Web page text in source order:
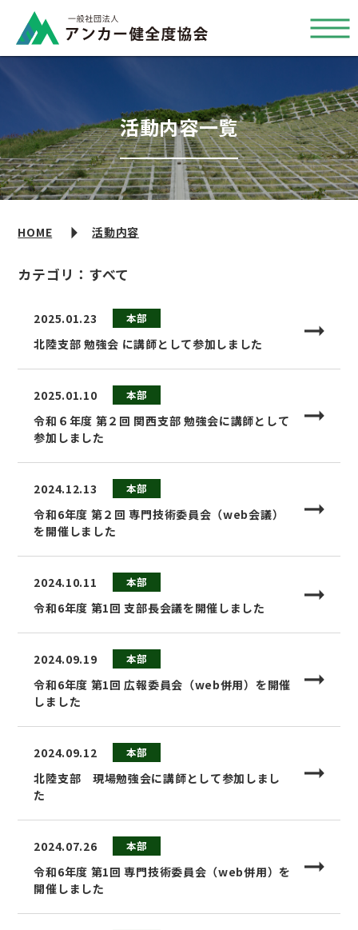
活動内容一覧
HOME 活動内容
カテゴリ：すべて
2025.01.23 本部
北陸支部 勉強会 に講師として参加しました
2025.01.10 本部
令和６年度 第２回 関西支部 勉強会に講師として
参加しました
2024.12.13 本部
令和6年度 第２回 専門技術委員会（web会議）
を開催しました
2024.10.11 本部
令和6年度 第1回 支部長会議を開催しました
2024.09.19 本部
令和6年度 第1回 広報委員会（web併用）を開催
しました
2024.09.12 本部
北陸支部 現場勉強会に講師として参加しまし
た
2024.07.26 本部
令和6年度 第1回 専門技術委員会（web併用）を
開催しました